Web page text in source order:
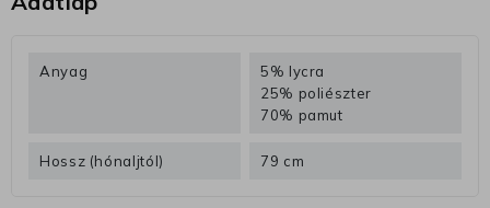
Anyag
5% lycra
25% poliészter
70% pamut
Hossz (hónaljtól) 79 cm